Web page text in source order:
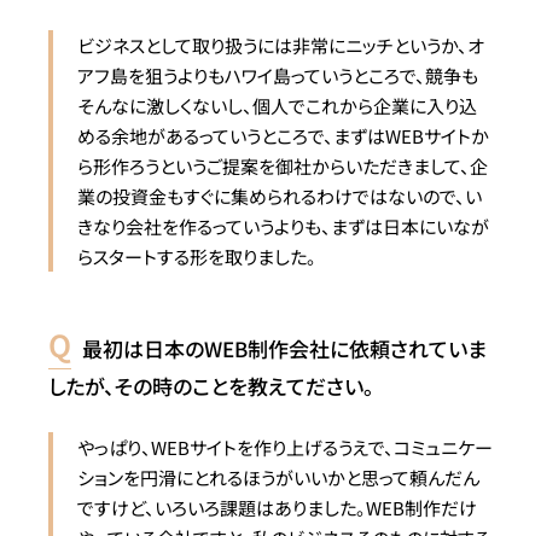
ビジネスとして取り扱うには非常にニッチというか、オ
アフ島を狙うよりもハワイ島っていうところで、競争も
そんなに激しくないし、個人でこれから企業に入り込
める余地があるっていうところで、まずはWEBサイトか
ら形作ろうというご提案を御社からいただきまして、企
業の投資金もすぐに集められるわけではないので、い
きなり会社を作るっていうよりも、まずは日本にいなが
らスタートする形を取りました。
最初は日本のWEB制作会社に依頼されていま
したが、その時のことを教えてださい。
やっぱり、WEBサイトを作り上げるうえで、コミュニケー
ションを円滑にとれるほうがいいかと思って頼んだん
ですけど、いろいろ課題はありました。WEB制作だけ